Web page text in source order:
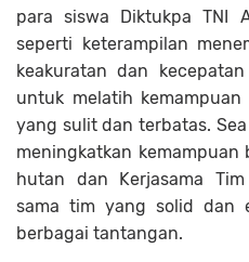
para siswa Diktukpa TNI
seperti keterampilan
keakuratan dan
untuk melatih
yang sulit dan terbatas.
meningkatkan
hutan dan Kerjasama
sama tim yang solid dan
berbagai tantangan.